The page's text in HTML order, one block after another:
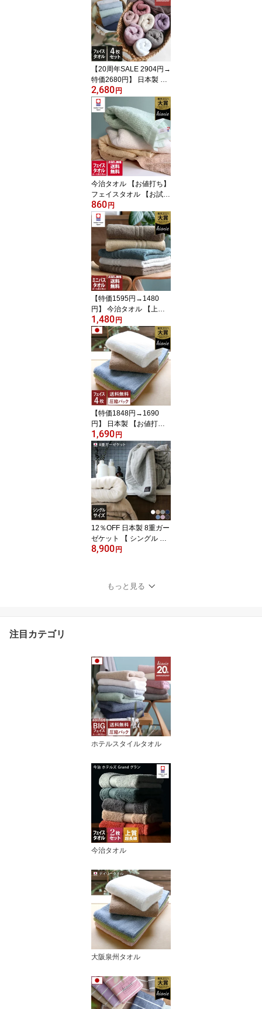
m タオル 厚手 吸水 セッ
ト まとめ買い 福袋 lt SA
LE バーゲン 送料無料 メ
ディア掲載
【20周年SALE 2904円→
特価2680円】 日本製 ホ
テルスタイルタオル スタ
ンダード フェイスタオル
4枚同色セット 楽天1位
受賞 / 約34×86cm タオル
厚手 吸水 ギフト セット
まとめ買い 福袋 SALE バ
ーゲン 送料無料 メディ
ア掲載
2,680 円
今治タオル 【お値打ち】
フェイスタオル 【お試し
SALE】 リバース 楽天1
位 / 約34×80cm 日本製
今治 タオル 吸水 速乾 1
枚 ポイント消化 SALE 送
料無料
860 円
【特価1595円→1480
円】 今治タオル 【上
質】 ミニバスタオル ホ
テルズ HOTEL'S 【お試
しSALE】 / 約45×100cm
日本製 今治 タオル 小さ
め バスタオル 厚手 吸水
ギフト 1枚 SALE 送料無
料
1,480 円
【特価1848円→1690
円】 日本製 【お値打
ち】 フェイスタオル 4枚
同色セット 【圧縮】 デ
イリータオル 楽天1位 /
約34×85cm タオル 吸水
速乾 セット まとめ買い
福袋 SALE バーゲン 送料
無料
1,690 円
12％OFF 日本製 8重ガー
ゼケット 【 シングル 】 /
約140×200cm 寝具 ケッ
団 掛け布団 綿100％ 春
夏 秋 冬 とろ〜り 柔らか
8,900 円
もっと見る
注目カテゴリ
ホテルスタイルタオル
今治タオル
大阪泉州タオル